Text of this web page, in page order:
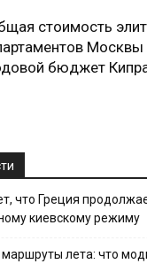
стоимость
Москвы
бюджет
что Греция
киевскому режиму
лета: что